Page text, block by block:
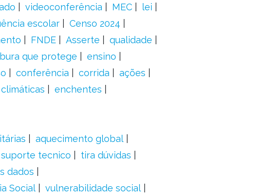
videoconferência MEC
lei
escolar
Censo 2024
FNDE Asserte
qualidade
que protege
ensino
conferência corrida
ações
enchentes
aquecimento global
suporte tecnico
tira dúvidas
dados
Social vulnerabilidade social